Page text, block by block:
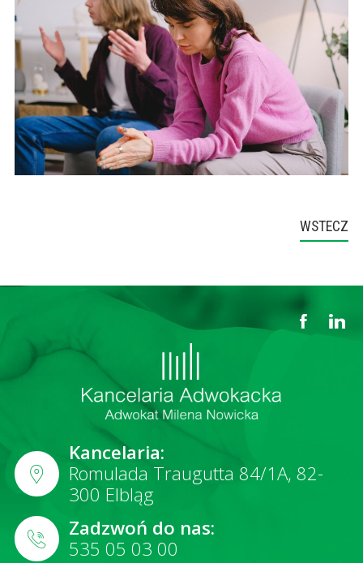
WSTECZ
Kancelaria:
Romulada Traugutta 84/1A, 82-
300 Elbląg
Zadzwoń do nas:
535 05 03 00